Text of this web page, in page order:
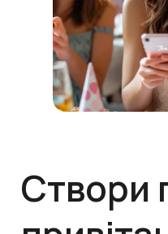
Створи